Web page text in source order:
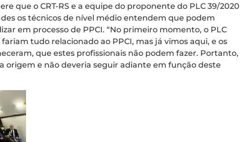
que o CRT-RS e a equipe do proponente do PLC 39/2020
os técnicos de nível médio entendem que podem
em processo de PPCI. “No primeiro momento, o PLC
tudo relacionado ao PPCI, mas já vimos aqui, e os
que estes profissionais não podem fazer. Portanto,
origem e não deveria seguir adiante em função deste